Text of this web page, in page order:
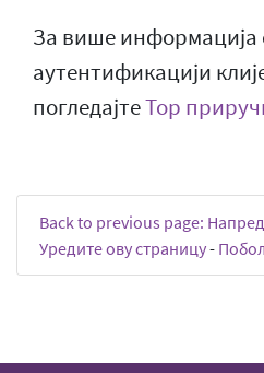
За више информација
аутентификацији
погледајтеТор
Back to previous page:
Уредите ову страницу-